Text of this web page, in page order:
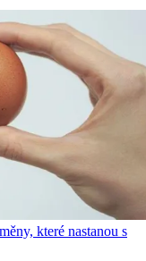
které nastanou s